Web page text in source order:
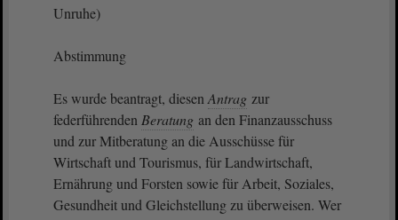
Unruhe)
Abstimmung
Es wurde beantragt, diesen Antrag zur
federführenden Beratung an den Finanzausschuss
und zur Mitberatung an die Ausschüsse für
Wirtschaft und Tourismus, für Landwirtschaft,
Ernährung und Forsten sowie für Arbeit, Soziales,
Gesundheit und Gleichstellung zu überweisen. Wer